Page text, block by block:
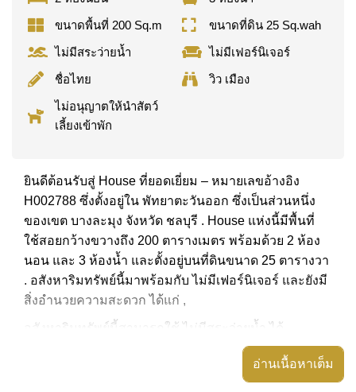
ขนาดพื้นที่ 200 Sq.m
ขนาดที่ดิน 25 Sq.wah
ไม่มีสระว่ายน้ำ
ไม่มีเฟอร์นิเจอร์
ชื่อไทย
วิว เมือง
ไม่อนุญาตให้นำสัตว์
เลี้ยงเข้าพัก
ยินดีต้อนรับสู่ House ที่ยอดเยี่ยม – หมายเลขอ้างอิง
H002788 ซึ่งตั้งอยู่ใน พัทยาตะวันออก ซึ่งเป็นส่วนหนึ่ง
ของเขต บางละมุง จังหวัด ชลบุรี . House แห่งนี้มีพื้นที่
ใช้สอยกว้างขวางถึง 200 ตารางเมตร พร้อมด้วย 2 ห้อง
นอน และ 3 ห้องน้ำ และตั้งอยู่บนที่ดินขนาด 25 ตารางวา
. อสังหาริมทรัพย์นี้มาพร้อมกับ ไม่มีเฟอร์นิเจอร์ และยังมี
สิ่งอำนวยความสะดวก ได้แก่ ,
อสังหาริมทรัพย์นี้สามารถใช้ ไม่มีสระว่ายน้ำ ได้
อสังหาริมทรัพย์นี้มีไว้สำหรับขายในราคา ฿ 3,300,000
บาท และยังมีให้เช่าในราคา ฿ 13,000 บาท
อ่านเนื้อหาเต็ม